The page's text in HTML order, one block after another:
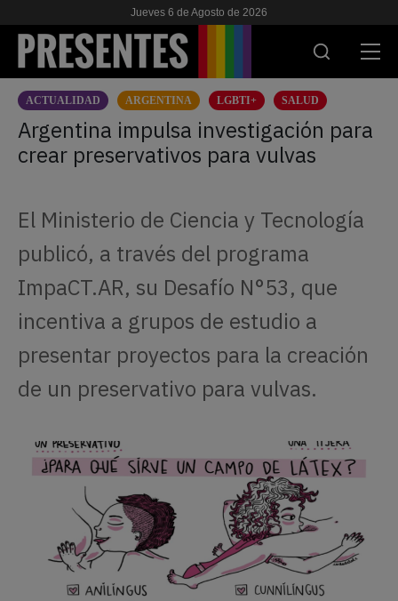
Jueves 6 de Agosto de 2026
ACTUALIDAD
INVESTIGACIONES
ESCUELA
NOSOTRES
APOYANOS
ES EN
ACTUALIDAD ARGENTINA LGBTI+ SALUD
Argentina impulsa investigación para
crear preservativos para vulvas
El Ministerio de Ciencia y Tecnología
publicó, a través del programa
ImpaCT.AR, su Desafío N°53, que
incentiva a grupos de estudio a
presentar proyectos para la creación
de un preservativo para vulvas.